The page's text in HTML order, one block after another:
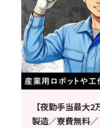
【夜勤手当最大
製造／寮費無料／